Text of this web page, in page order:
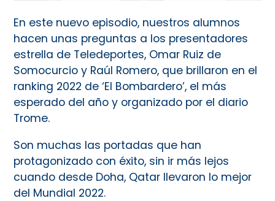
En este nuevo episodio, nuestros alumnos
hacen unas preguntas a los presentadores
estrella de Teledeportes, Omar Ruiz de
Somocurcio y Raúl Romero, que brillaron en el
ranking 2022 de ‘El Bombardero’, el más
esperado del año y organizado por el diario
Trome.
Son muchas las portadas que han
protagonizado con éxito, sin ir más lejos
cuando desde Doha, Qatar llevaron lo mejor
del Mundial 2022.